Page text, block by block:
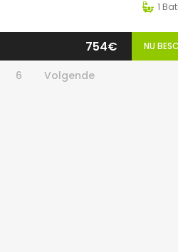
754€
1
NU
6 Volgende